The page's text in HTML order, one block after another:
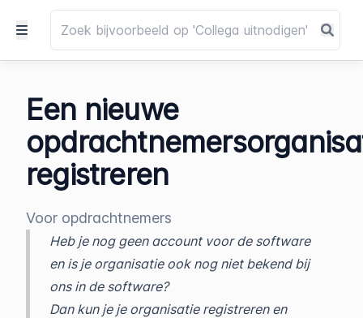
Een nieuwe
registreren
Voor opdrachtnemers
Heb je nog geen account voor de software
en is je organisatie ook nog niet bekend bij
ons in de software?
Dan kun je je organisatie registreren en